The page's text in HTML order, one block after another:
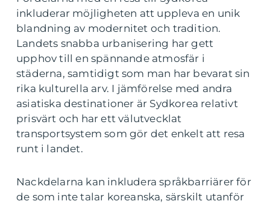
inkluderar möjligheten att uppleva en unik
blandning av modernitet och tradition.
Landets snabba urbanisering har gett
upphov till en spännande atmosfär i
städerna, samtidigt som man har bevarat sin
rika kulturella arv. I jämförelse med andra
asiatiska destinationer är Sydkorea relativt
prisvärt och har ett välutvecklat
transportsystem som gör det enkelt att resa
runt i landet.
Nackdelarna kan inkludera språkbarriärer för
de som inte talar koreanska, särskilt utanför